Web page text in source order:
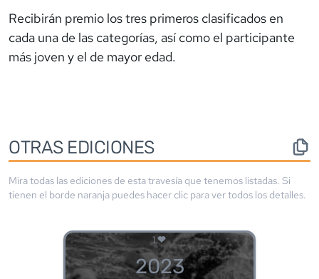
Recibirán premio los tres primeros clasificados en
cada una de las categorías, así como el participante
más joven y el de mayor edad.
OTRAS EDICIONES
Mira todas las ediciones de esta travesía que tenemos listadas. Si
tienen el borde naranja puedes hacer clic para ver todos los detalles.
1
2023